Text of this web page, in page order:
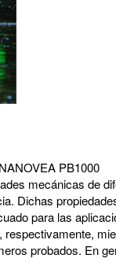
PB1000
mecánicas de
Dichas
para las
probados. En